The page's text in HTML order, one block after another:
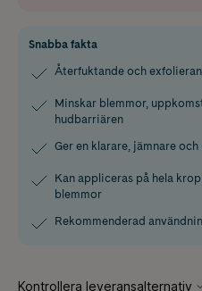
Snabba fakta
Återfuktande och
Minskar blemmor,
hudbarriären
Ger en klarare, jämnare
Kan appliceras på hela
blemmor
Rekommenderad